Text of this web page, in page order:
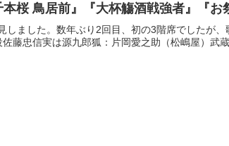
桜 鳥居前』『大杯觴酒戦強者』『お
しました。数年ぶり2回目、初の3階席でしたが
藤忠信実は源九郎狐：片岡愛之助（松嶋屋）武